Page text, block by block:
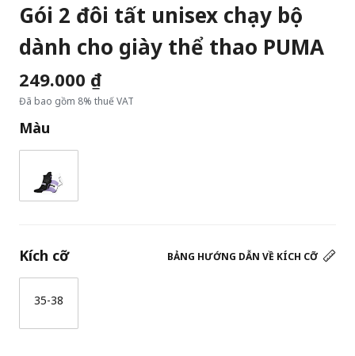
Gói 2 đôi tất unisex chạy bộ
dành cho giày thể thao PUMA
249.000 ₫
Đã bao gồm 8% thuế VAT
Màu
BẢNG HƯỚNG DẪN VỀ KÍCH CỠ
Kích cỡ
35-38